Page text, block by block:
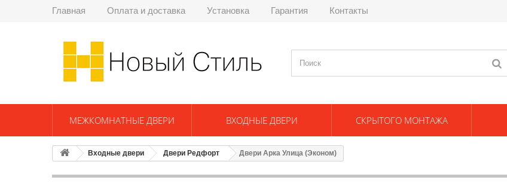
Главная Оплата и доставка Установка Гарантия Контакты
МЕЖКОМНАТНЫЕ ДВЕРИ ВХОДНЫЕ ДВЕРИ СКРЫТОГО МОНТАЖА
Входные двери Двери Редфорт Двери Арка Улица (Эконом)